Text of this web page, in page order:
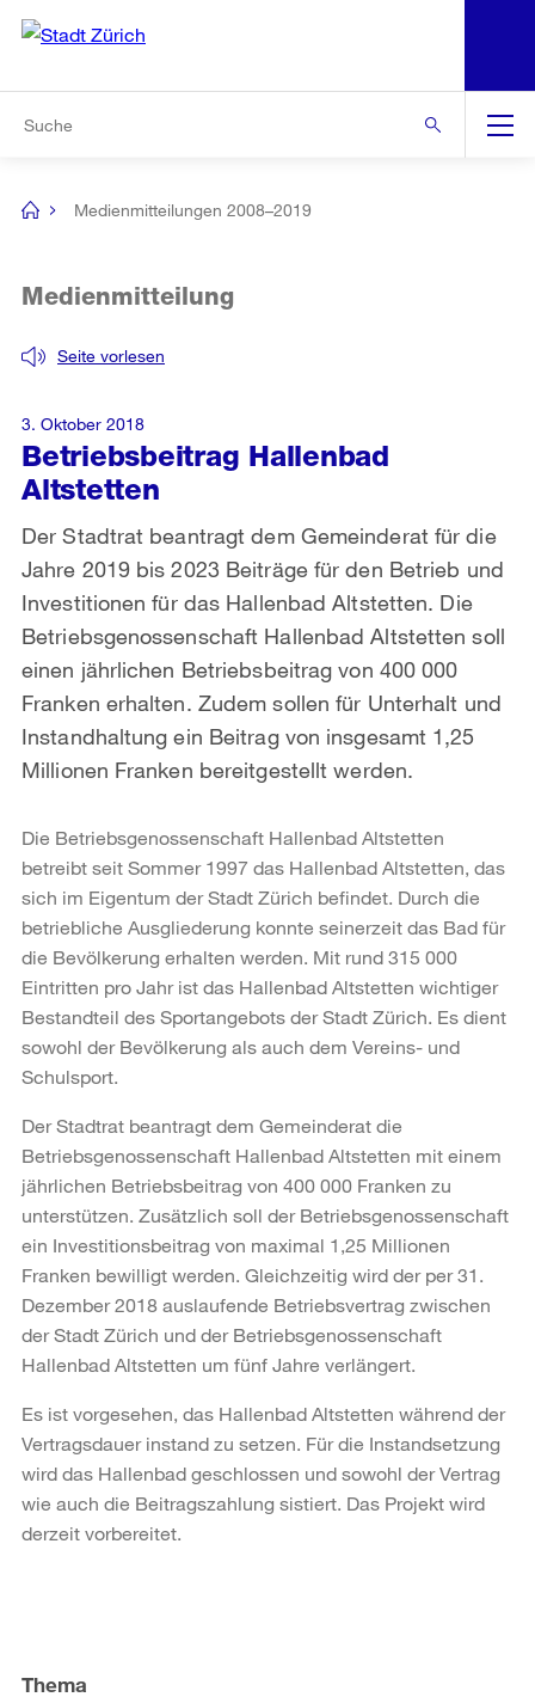
Navigation
[no
Medienmitteilungen 2008–2019
Betriebsbeitrag Hallenbad
Altstetten
Seite vorlesen
Medienmitteilung
Der Stadtrat beantragt dem Gemeinderat für die
Jahre 2019 bis 2023 Beiträge für den Betrieb und
Investitionen für das Hallenbad Altstetten. Die
Betriebsgenossenschaft Hallenbad Altstetten soll
einen jährlichen Betriebsbeitrag von 400 000
Franken erhalten. Zudem sollen für Unterhalt und
Instandhaltung ein Beitrag von insgesamt 1,25
Millionen Franken bereitgestellt werden.
3. Oktober 2018
Die Betriebsgenossenschaft Hallenbad Altstetten
betreibt seit Sommer 1997 das Hallenbad Altstetten, das
sich im Eigentum der Stadt Zürich befindet. Durch die
betriebliche Ausgliederung konnte seinerzeit das Bad für
die Bevölkerung erhalten werden. Mit rund 315 000
Eintritten pro Jahr ist das Hallenbad Altstetten wichtiger
Bestandteil des Sportangebots der Stadt Zürich. Es dient
sowohl der Bevölkerung als auch dem Vereins- und
Schulsport.
Der Stadtrat beantragt dem Gemeinderat die
Betriebsgenossenschaft Hallenbad Altstetten mit einem
jährlichen Betriebsbeitrag von 400 000 Franken zu
unterstützen. Zusätzlich soll der Betriebsgenossenschaft
ein Investitionsbeitrag von maximal 1,25 Millionen
Franken bewilligt werden. Gleichzeitig wird der per 31.
Dezember 2018 auslaufende Betriebsvertrag zwischen
der Stadt Zürich und der Betriebsgenossenschaft
Hallenbad Altstetten um fünf Jahre verlängert.
Es ist vorgesehen, das Hallenbad Altstetten während der
Vertragsdauer instand zu setzen. Für die Instandsetzung
wird das Hallenbad geschlossen und sowohl der Vertrag
wie auch die Beitragszahlung sistiert. Das Projekt wird
derzeit vorbereitet.
Informationen
Thema